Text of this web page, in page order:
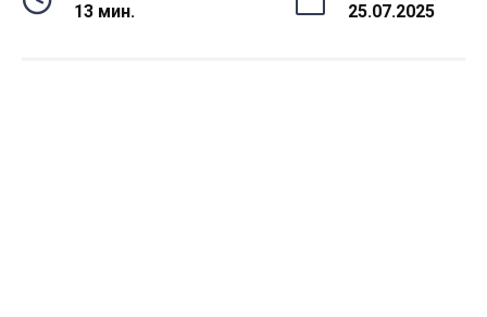
13 мин. 25.07.2025